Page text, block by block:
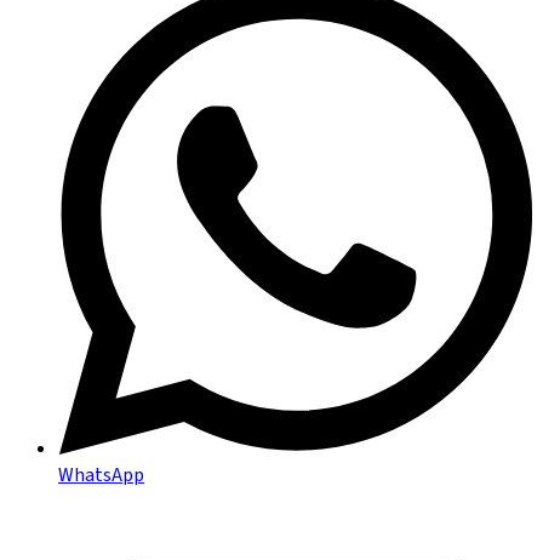
WhatsApp